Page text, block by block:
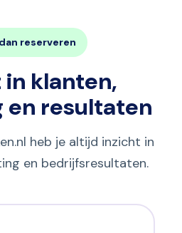
reserveren
klanten,
en resultaten
heb je altijd inzicht in
en bedrijfsresultaten.